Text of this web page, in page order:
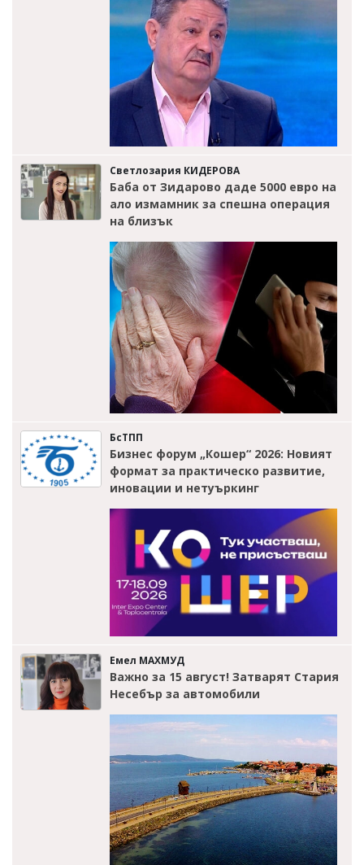
Светлозария КИДЕРОВА
Баба от Зидарово даде 5000 евро на
ало измамник за спешна операция
на близък
БсТПП
Бизнес форум „Кошер“ 2026: Новият
формат за практическо развитие,
иновации и нетуъркинг
Емел МАХМУД
Важно за 15 август! Затварят Стария
Несебър за автомобили